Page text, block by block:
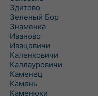
Здитово
Зеленый Бор
Знаменка
Иваново
Ивацевичи
Каленковичи
Каллауровичи
Каменец
Камень
Каменюки